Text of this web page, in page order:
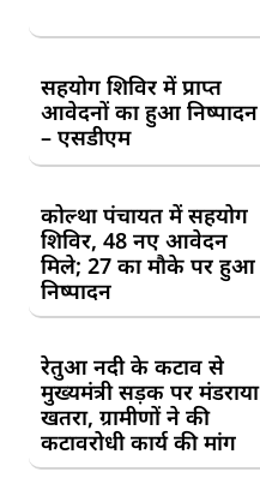
सहयोग शिविर में प्राप्त
आवेदनों का हुआ निष्पादन
– एसडीएम
कोल्था पंचायत में सहयोग
शिविर, 48 नए आवेदन
मिले; 27 का मौके पर हुआ
निष्पादन
रेतुआ नदी के कटाव से
मुख्यमंत्री सड़क पर मंडराया
खतरा, ग्रामीणों ने की
कटावरोधी कार्य की मांग